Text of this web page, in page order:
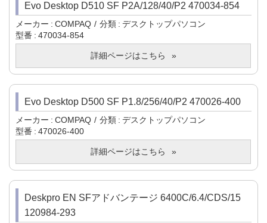
Evo Desktop D510 SF P2A/128/40/P2 470034-854
メーカー COMPAQ 分類
デスクトップパソコン
型番
470034-854
詳細ページはこちら
Evo Desktop D500 SF P1.8/256/40/P2 470026-400
メーカー COMPAQ 分類
デスクトップパソコン
型番
470026-400
詳細ページはこちら
Deskpro EN SFアドバンテージ 6400C/6.4/CDS/15
120984-293